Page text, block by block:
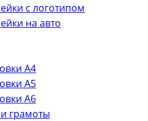
с логотипом
на авто
А4
А5
А6
грамоты